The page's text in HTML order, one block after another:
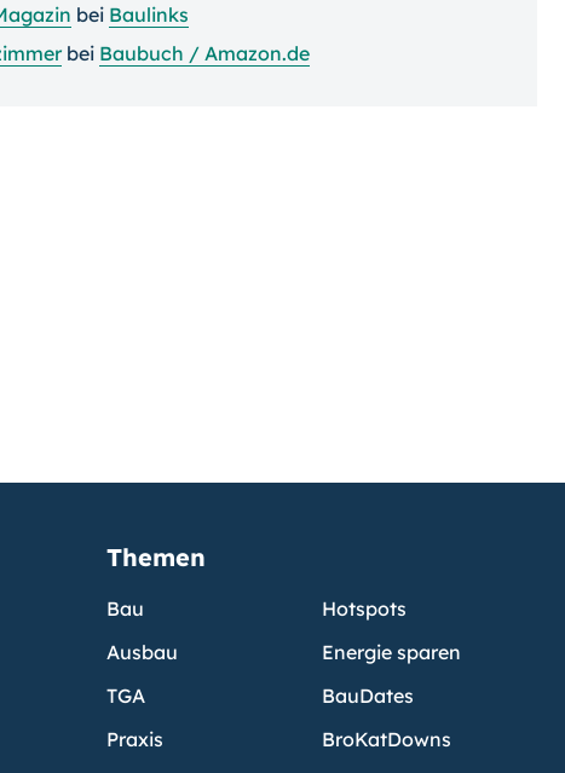
bei Baulinks
bei Baubuch / Amazon.de
Themen
Bau
Ausbau
TGA
Praxis
Hotspots
Energie sparen
BauDates
BroKatDowns